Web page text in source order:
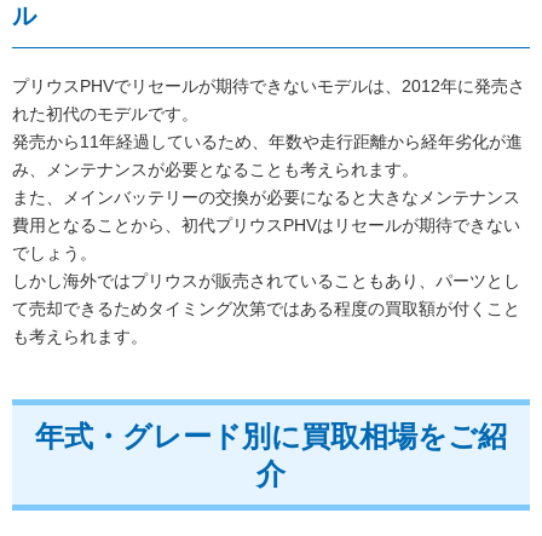
ル
プリウスPHVでリセールが期待できないモデルは、2012年に発売さ
れた初代のモデルです。
発売から11年経過しているため、年数や走行距離から経年劣化が進
み、メンテナンスが必要となることも考えられます。
また、メインバッテリーの交換が必要になると大きなメンテナンス
費用となることから、初代プリウスPHVはリセールが期待できない
でしょう。
しかし海外ではプリウスが販売されていることもあり、パーツとし
て売却できるためタイミング次第ではある程度の買取額が付くこと
も考えられます。
年式・グレード別に買取相場をご紹
介